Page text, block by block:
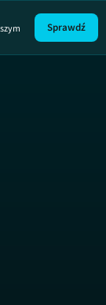
Mobilni
Sprawdź